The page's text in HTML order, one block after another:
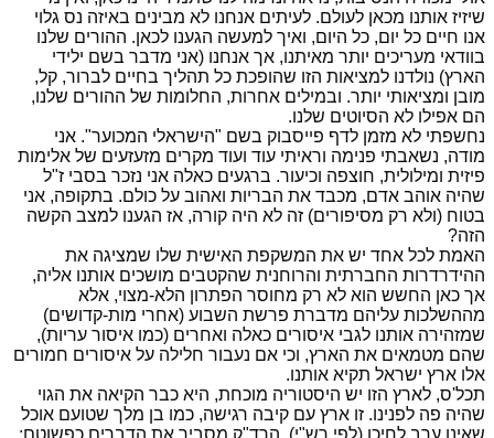
שיזיז אותנו מכאן לעולם. לעיתים אנחנו לא מבינים באיזה נס גלוי
אנו חיים כל יום, כל היום, ואיך למעשה הגענו לכאן. ההורים שלנו
בוודאי מעריכים יותר מאיתנו, אך אנחנו (אני מדבר בשם ילידי
הארץ) נולדנו למציאות הזו שהופכת כל תהליך בחיים לברור, קל,
מובן ומציאותי יותר. ובמילים אחרות, החלומות של ההורים שלנו,
הם אפילו לא הסיוטים שלנו.
נחשפתי לא מזמן לדף פייסבוק בשם "הישראלי המכוער". אני
מודה, נשאבתי פנימה וראיתי עוד ועוד מקרים מזעזעים של אלימות
פיזית ומילולית, חוצפה וכיעור. ברגעים כאלה אני נזכר בסבי ז"ל
שהיה אוהב אדם, מכבד את הבריות ואהוב על כולם. בתקופה, אני
בטוח (ולא רק מסיפורים) זה לא היה קורה, אז הגענו למצב הקשה
הזה?
האמת לכל אחד יש את המשקפת האישית שלו שמציגה את
ההידרדרות החברתית והרוחנית שהקטבים מושכים אותנו אליה,
אך כאן החשש הוא לא רק מחוסר הפתרון הלא-מצוי, אלא
מההשלכות עליהם מדברת פרשת השבוע (אחרי מות-קדושים)
שמזהירה אותנו לגבי איסורים כאלה ואחרים (כמו איסור עריות),
שהם מטמאים את הארץ, וכי אם נעבור חלילה על איסורים חמורים
אלו ארץ ישראל תקיא אותנו.
תכל'ס, לארץ הזו יש היסטוריה מוכחת, היא כבר הקיאה את הגוי
שהיה פה לפנינו. זו ארץ עם קיבה רגישה, כמו בן מלך שטועם אוכל